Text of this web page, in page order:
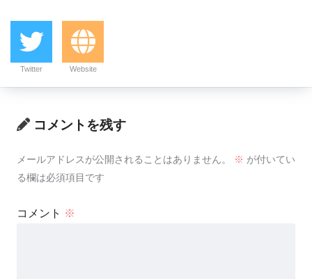
Twitter Website
コメントを残す
メールアドレスが公開されることはありません。 ※ が付いてい
る欄は必須項目です
コメント ※